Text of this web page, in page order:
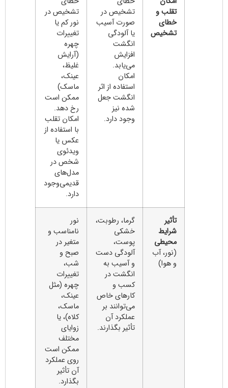
تقلب و
خطای
تشخیص
تشخیص در
صورت آسیب
یا آلودگی
انگشت
افزایش
می‌یابد.
امکان
استفاده از اثر
انگشت جعل
شده نیز
وجود دارد.
تشخیص در
نور کم یا
تغییرات
چهره
(آرایش
غلیظ،
عینک،
ماسک)
ممکن است
رخ دهد.
امکان تقلب
با استفاده از
عکس یا
ویدئوی
شخص در
مدل‌های
قدیمی‌وجود
دارد.
تأثیر
شرایط
محیطی
(نور، آب
و هوا)
گرما، رطوبت،
خشکی
پوست،
آلودگی دست
و آسیب به
انگشت در
کسب و
کارهای خاص
می‌توانند بر
عملکرد آن
تأثیر بگذارند.
نور
نامناسب و
متغیر در
صبح و
شب،
تغییرات
چهره (مثل
عینک،
ماسک،
کلاه)، یا
زوایای
مختلف
ممکن است
روی عملکرد
آن تأثیر
بگذارد.